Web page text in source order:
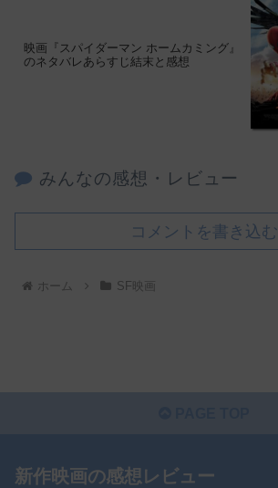
映画『スパイダーマン ホームカミング』
のネタバレあらすじ結末と感想
みんなの感想・レビュー
コメントを書き込む
ホーム SF映画
新作映画の感想レビュー